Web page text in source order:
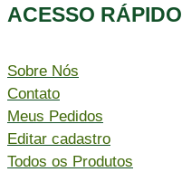
ACESSO RÁPIDO​
Sobre Nós
Contato
Meus Pedidos
Editar cadastro
Todos os Produtos